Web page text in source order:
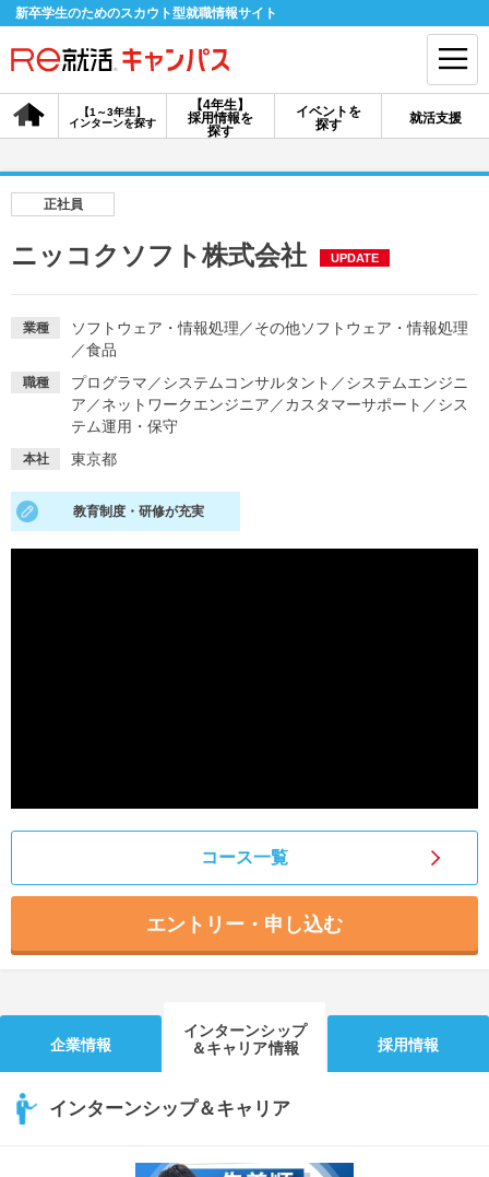
新卒学生のためのスカウト型就職情報サイト
【4年生】
採用情報を
探す
【1～3年生】
インターンを探す
イベントを
探す
就活支援
会員登録 ログイン
採用情報を探す
説明会を探す
インターンを探す
イベントを探す スカウト お知らせ
就活ノウハウ・サポート
就活支援
正社員
ニッコクソフト株式会社 UPDATE
業種 ソフトウェア・情報処理 ／その他ソフトウェア・情報処理
／食品
職種 プログラマ ／システムコンサルタント ／システムエンジニ
ア ／ネットワークエンジニア ／カスタマーサポート ／シス
テム運用・保守
本社 東京都
教育制度・研修が充実
コース一覧
エントリー・申し込む
企業情報
インターンシップ
＆キャリア情報
採用情報
インターンシップ＆キャリア